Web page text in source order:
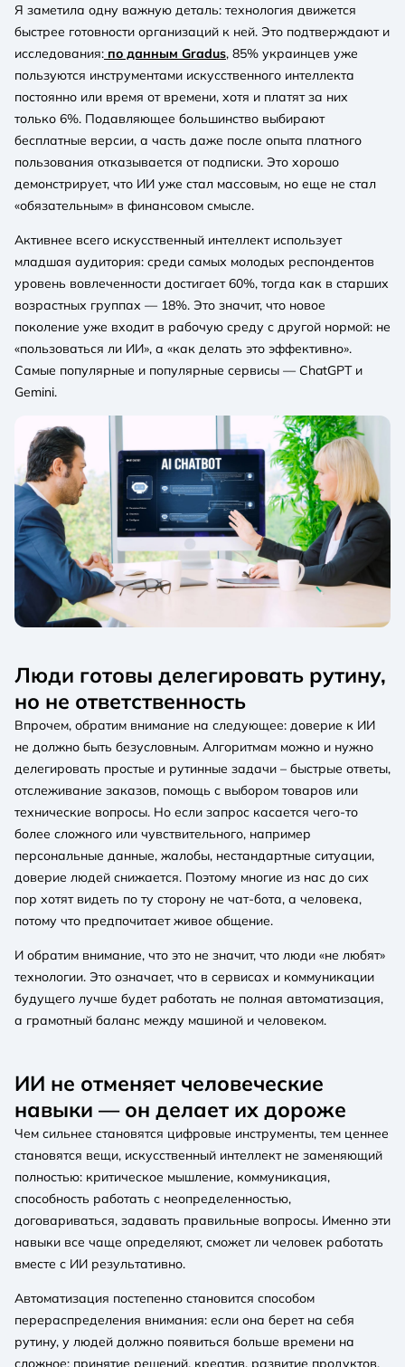
Я заметила одну важную деталь: технология движется
быстрее готовности организаций к ней. Это подтверждают и
исследования: по данным Gradus, 85% украинцев уже
пользуются инструментами искусственного интеллекта
постоянно или время от времени, хотя и платят за них
только 6%. Подавляющее большинство выбирают
бесплатные версии, а часть даже после опыта платного
пользования отказывается от подписки. Это хорошо
демонстрирует, что ИИ уже стал массовым, но еще не стал
«обязательным» в финансовом смысле.
Активнее всего искусственный интеллект использует
младшая аудитория: среди самых молодых респондентов
уровень вовлеченности достигает 60%, тогда как в старших
возрастных группах — 18%. Это значит, что новое
поколение уже входит в рабочую среду с другой нормой: не
«пользоваться ли ИИ», а «как делать это эффективно».
Самые популярные и популярные сервисы — ChatGPT и
Gemini.
Люди готовы делегировать рутину,
но не ответственность
Впрочем, обратим внимание на следующее: доверие к ИИ
не должно быть безусловным. Алгоритмам можно и нужно
делегировать простые и рутинные задачи – быстрые ответы,
отслеживание заказов, помощь с выбором товаров или
технические вопросы. Но если запрос касается чего-то
более сложного или чувствительного, например
персональные данные, жалобы, нестандартные ситуации,
доверие людей снижается. Поэтому многие из нас до сих
пор хотят видеть по ту сторону не чат-бота, а человека,
потому что предпочитает живое общение.
И обратим внимание, что это не значит, что люди «не любят»
технологии. Это означает, что в сервисах и коммуникации
будущего лучше будет работать не полная автоматизация,
а грамотный баланс между машиной и человеком.
ИИ не отменяет человеческие
навыки — он делает их дороже
Чем сильнее становятся цифровые инструменты, тем ценнее
становятся вещи, искусственный интеллект не заменяющий
полностью: критическое мышление, коммуникация,
способность работать с неопределенностью,
договариваться, задавать правильные вопросы. Именно эти
навыки все чаще определяют, сможет ли человек работать
вместе с ИИ результативно.
Автоматизация постепенно становится способом
перераспределения внимания: если она берет на себя
рутину, у людей должно появиться больше времени на
сложное: принятие решений, креатив, развитие продуктов,